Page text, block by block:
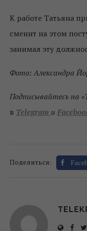
К работе Татьяна
сменит на этом
занимал эту
Фото: Александра
Подписывайтесь на
в Telegram и
Поделиться: